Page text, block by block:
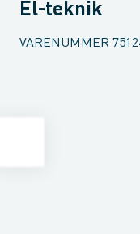
El-teknik
VARENUMMER